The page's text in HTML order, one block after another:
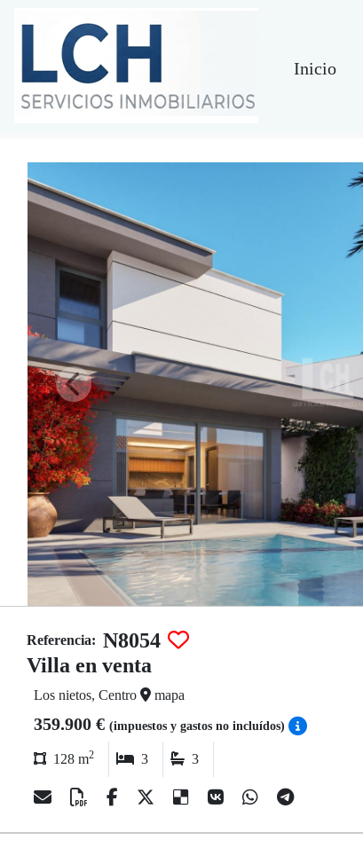
Inicio
Referencia: N8054
Villa en venta
Los nietos, Centro mapa
359.900 € (impuestos y gastos no incluídos)
128 m2 3 3